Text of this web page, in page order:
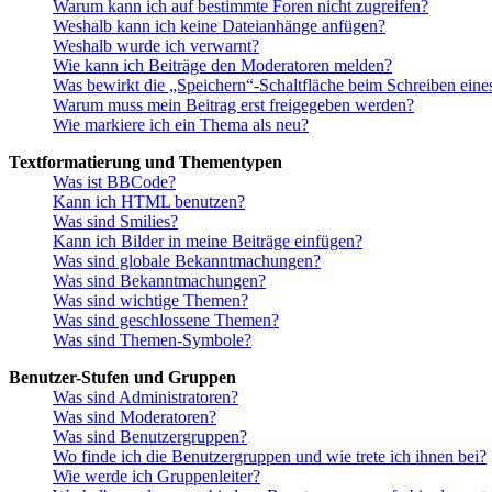
Warum kann ich auf bestimmte Foren nicht zugreifen?
Weshalb kann ich keine Dateianhänge anfügen?
Weshalb wurde ich verwarnt?
Wie kann ich Beiträge den Moderatoren melden?
Was bewirkt die „Speichern“-Schaltfläche beim Schreiben
Warum muss mein Beitrag erst freigegeben werden?
Wie markiere ich ein Thema als neu?
Textformatierung und Thementypen
Was ist BBCode?
Kann ich HTML benutzen?
Was sind Smilies?
Kann ich Bilder in meine Beiträge einfügen?
Was sind globale Bekanntmachungen?
Was sind Bekanntmachungen?
Was sind wichtige Themen?
Was sind geschlossene Themen?
Was sind Themen-Symbole?
Benutzer-Stufen und Gruppen
Was sind Administratoren?
Was sind Moderatoren?
Was sind Benutzergruppen?
Wo finde ich die Benutzergruppen und wie trete ich ihnen bei?
Wie werde ich Gruppenleiter?